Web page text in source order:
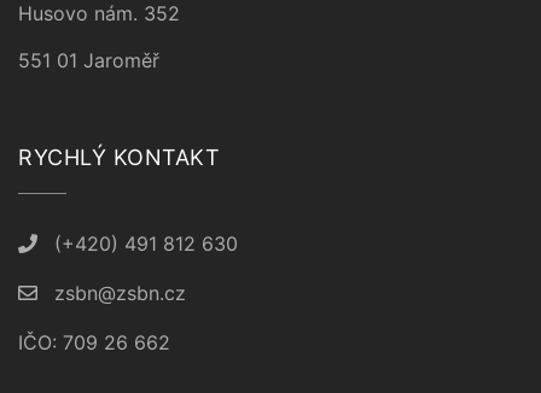
Husovo nám. 352
551 01 Jaroměř
RYCHLÝ KONTAKT
(+420) 491 812 630
zsbn@zsbn.cz
IČO: 709 26 662